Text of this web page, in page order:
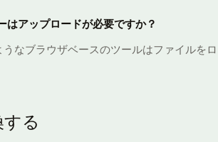
はアップロードが必要ですか？
なブラウザベースのツールはファイルを
る